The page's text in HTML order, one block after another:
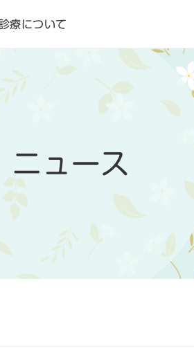
療について
ニュース